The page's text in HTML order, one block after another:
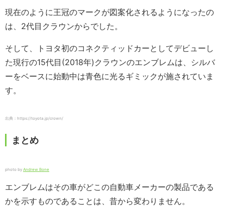
現在のように王冠のマークが図案化されるようになったの
は、2代目クラウンからでした。
そして、トヨタ初のコネクティッドカーとしてデビューし
た現行の15代目(2018年)クラウンのエンブレムは、シルバ
ーをベースに始動中は青色に光るギミックが施されていま
す。
出典：https://toyota.jp/crown/
まとめ
photo by Andrew Bone
エンブレムはその車がどこの自動車メーカーの製品である
かを示すものであることは、昔から変わりません。